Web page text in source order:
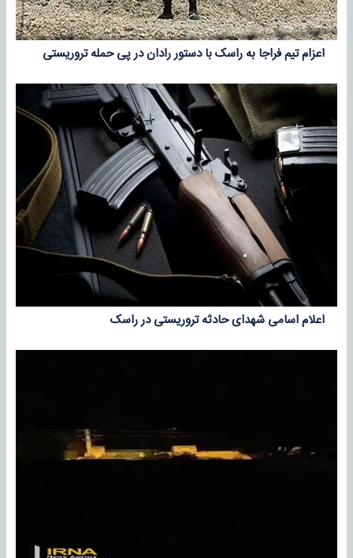
اعزام تیم فراجا به راسک با دستور رادان در پی حمله تروریستی
اعلام اسامی شهدای حادثه تروریستی در راسک